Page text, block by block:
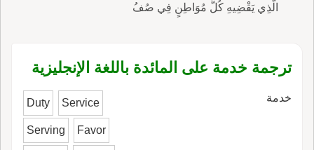
الَّذِي يَقْضِيهِ كُلُّ مُوَاطِنٍ فِي صُفُ
ترجمة خدمة على المائدة باللغة الإنجليزية
خدمة Duty Service
Serving Favor